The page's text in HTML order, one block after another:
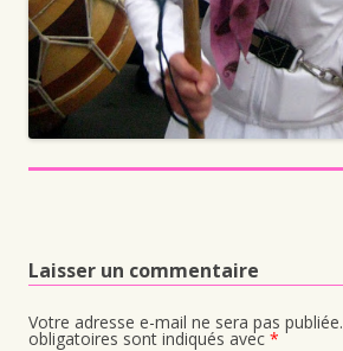
Laisser un commentaire
Votre adresse e-mail ne sera pas publiée.
obligatoires sont indiqués avec *